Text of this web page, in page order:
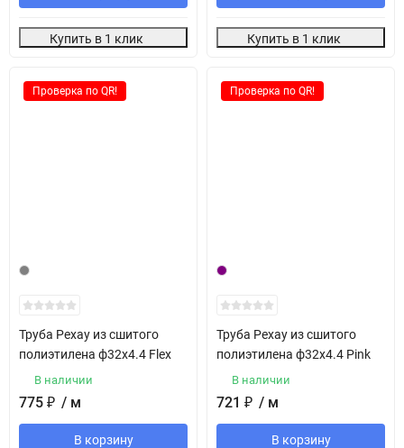
Купить в 1 клик Купить в 1 клик
Проверка по QR!
Труба Рехау из сшитого
полиэтилена ф32х4.4 Flex
В наличии
775 ₽ / м
В корзину
Проверка по QR!
Труба Рехау из сшитого
полиэтилена ф32х4.4 Pink
В наличии
721 ₽ / м
В корзину